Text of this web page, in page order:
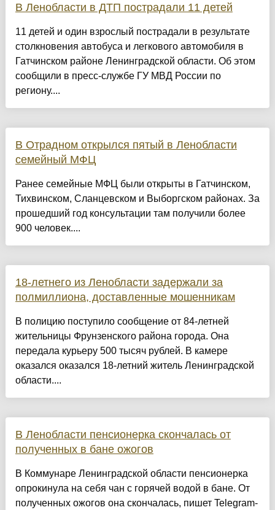
В Ленобласти в ДТП пострадали 11 детей
11 детей и один взрослый пострадали в результате
столкновения автобуса и легкового автомобиля в
Гатчинском районе Ленинградской области. Об этом
сообщили в пресс-службе ГУ МВД России по
региону....
В Отрадном открылся пятый в Ленобласти
семейный МФЦ
Ранее семейные МФЦ были открыты в Гатчинском,
Тихвинском, Сланцевском и Выборгском районах. За
прошедший год консультации там получили более
900 человек....
18-летнего из Ленобласти задержали за
полмиллиона, доставленные мошенникам
В полицию поступило сообщение от 84-летней
жительницы Фрунзенского района города. Она
передала курьеру 500 тысяч рублей. В камере
оказался оказался 18-летний житель Ленинградской
области....
В Ленобласти пенсионерка скончалась от
полученных в бане ожогов
В Коммунаре Ленинградской области пенсионерка
опрокинула на себя чан с горячей водой в бане. От
полученных ожогов она скончалась, пишет Telegram-